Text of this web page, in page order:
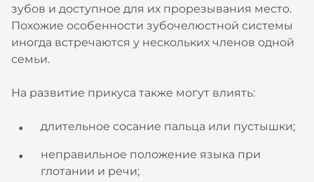
зубов и доступное для их прорезывания место.
Похожие особенности зубочелюстной системы
иногда встречаются у нескольких членов одной
семьи.
На развитие прикуса также могут влиять:
длительное сосание пальца или пустышки;
неправильное положение языка при
глотании и речи;